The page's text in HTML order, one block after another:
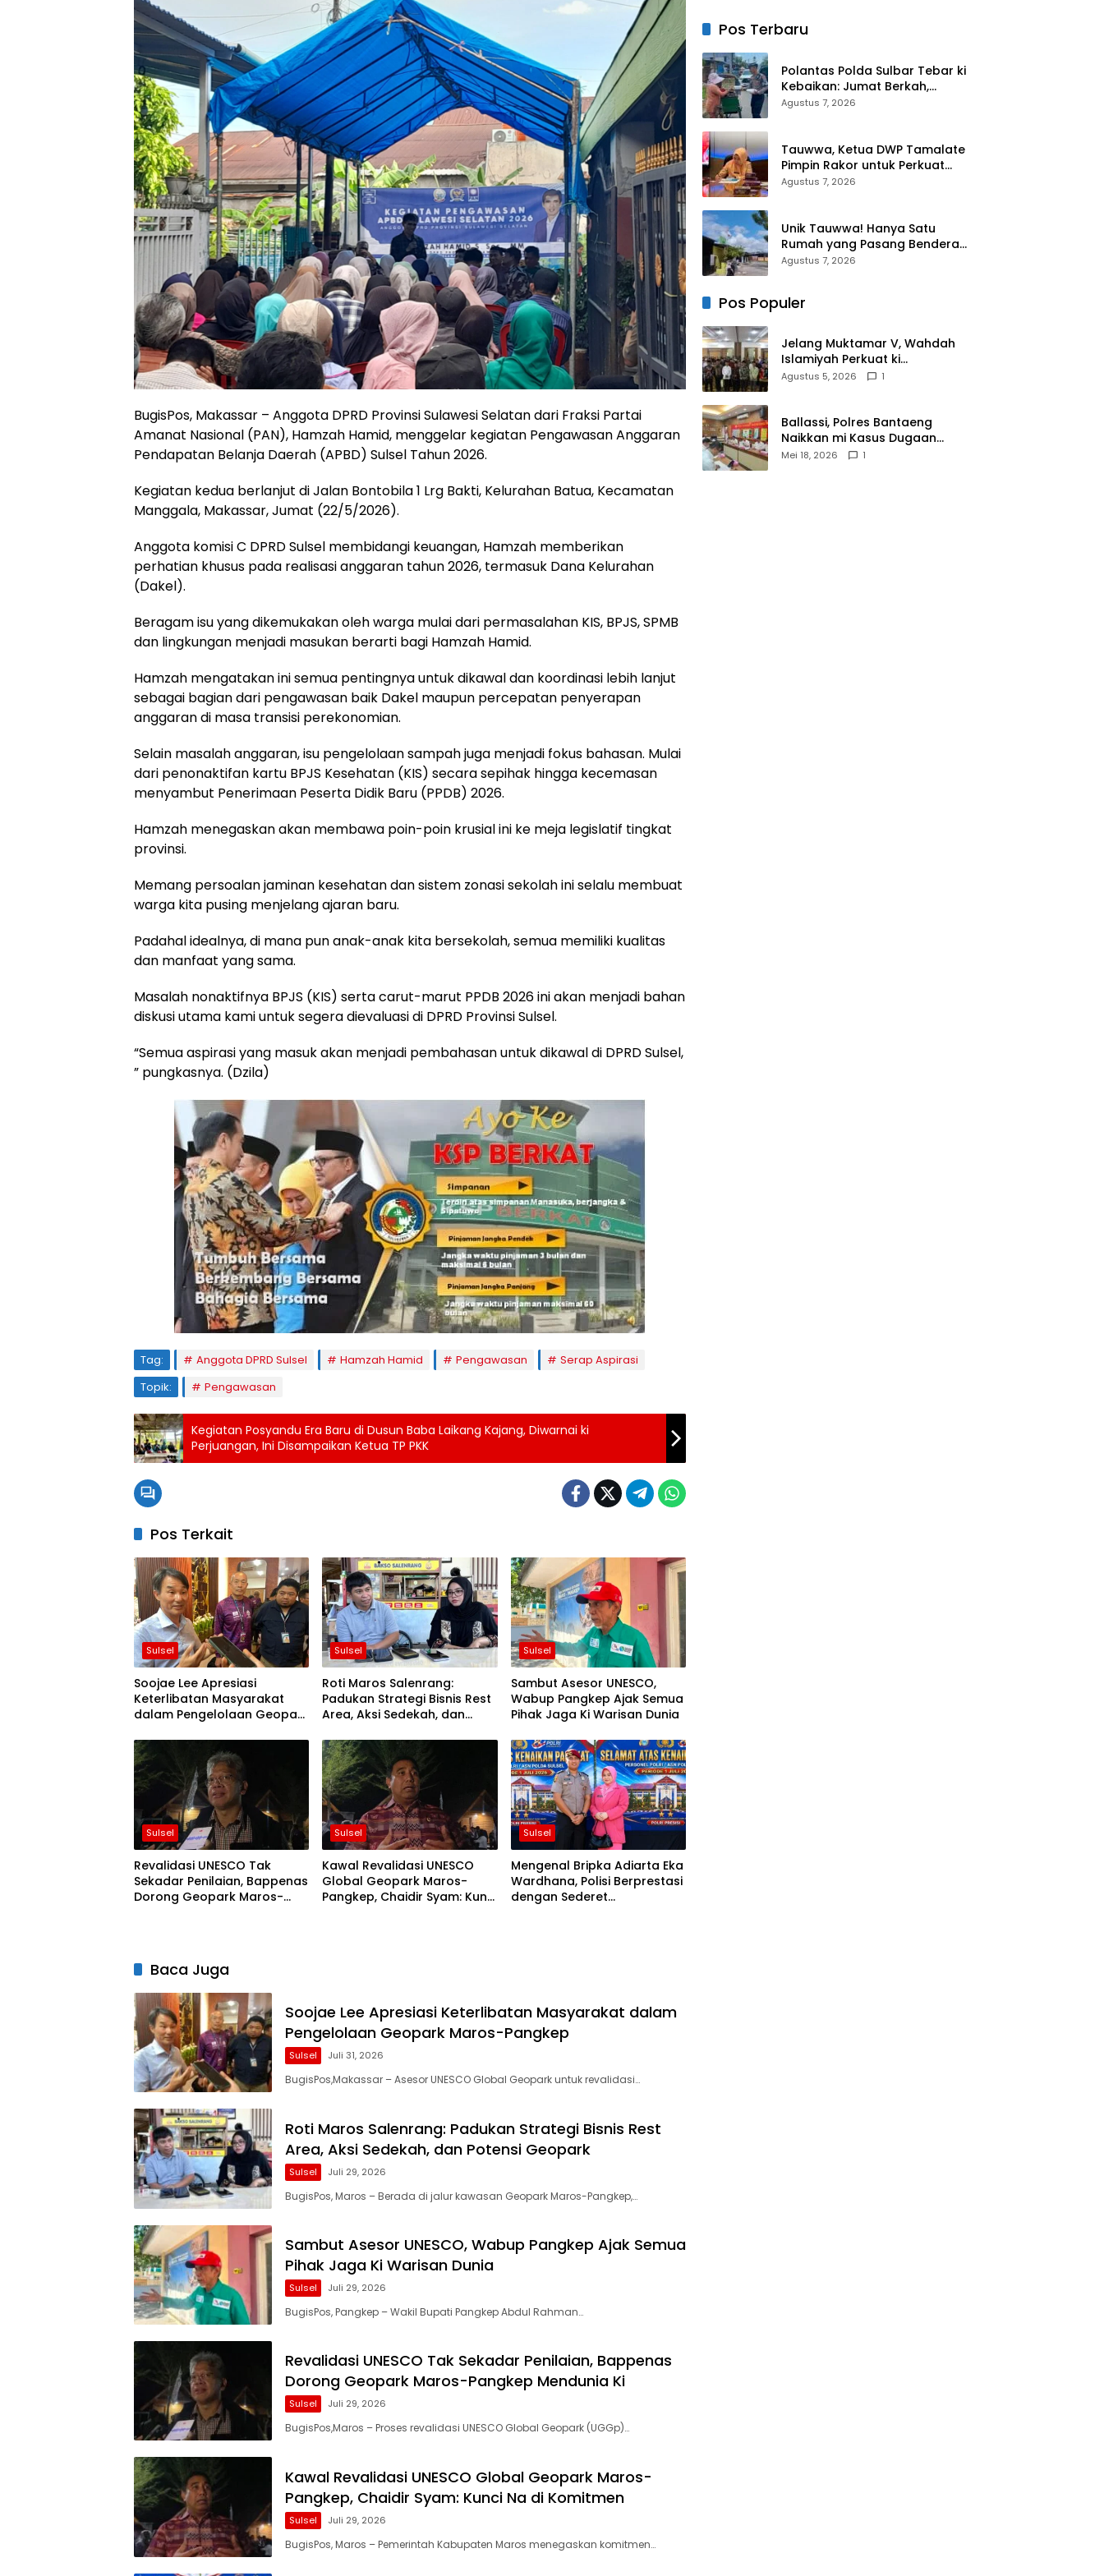
BugisPos, Makassar – Anggota DPRD Provinsi Sulawesi Selatan dari Fraksi Partai
Amanat Nasional (PAN), Hamzah Hamid, menggelar kegiatan Pengawasan Anggaran
Pendapatan Belanja Daerah (APBD) Sulsel Tahun 2026.
Kegiatan kedua berlanjut di Jalan Bontobila 1 Lrg Bakti, Kelurahan Batua, Kecamatan
Manggala, Makassar, Jumat (22/5/2026).
Anggota komisi C DPRD Sulsel membidangi keuangan, Hamzah memberikan
perhatian khusus pada realisasi anggaran tahun 2026, termasuk Dana Kelurahan
(Dakel).
Beragam isu yang dikemukakan oleh warga mulai dari permasalahan KIS, BPJS, SPMB
dan lingkungan menjadi masukan berarti bagi Hamzah Hamid.
Hamzah mengatakan ini semua pentingnya untuk dikawal dan koordinasi lebih lanjut
sebagai bagian dari pengawasan baik Dakel maupun percepatan penyerapan
anggaran di masa transisi perekonomian.
Selain masalah anggaran, isu pengelolaan sampah juga menjadi fokus bahasan. Mulai
dari penonaktifan kartu BPJS Kesehatan (KIS) secara sepihak hingga kecemasan
menyambut Penerimaan Peserta Didik Baru (PPDB) 2026.
Hamzah menegaskan akan membawa poin-poin krusial ini ke meja legislatif tingkat
provinsi.
Memang persoalan jaminan kesehatan dan sistem zonasi sekolah ini selalu membuat
warga kita pusing menjelang ajaran baru.
Padahal idealnya, di mana pun anak-anak kita bersekolah, semua memiliki kualitas
dan manfaat yang sama.
Masalah nonaktifnya BPJS (KIS) serta carut-marut PPDB 2026 ini akan menjadi bahan
diskusi utama kami untuk segera dievaluasi di DPRD Provinsi Sulsel.
“Semua aspirasi yang masuk akan menjadi pembahasan untuk dikawal di DPRD Sulsel,
” pungkasnya. (Dzila)
Tag: Anggota DPRD Sulsel Hamzah Hamid Pengawasan
Serap Aspirasi
Topik:
Pengawasan
Kegiatan Posyandu Era Baru di Dusun Baba Laikang Kajang, Diwarnai ki
Perjuangan, Ini Disampaikan Ketua TP PKK
Pos Terkait
Sulsel
Soojae Lee Apresiasi
Keterlibatan Masyarakat
dalam Pengelolaan Geopark
Sulsel
Roti Maros Salenrang:
Padukan Strategi Bisnis Rest
Area, Aksi Sedekah, dan
Sulsel
Sambut Asesor UNESCO,
Wabup Pangkep Ajak Semua
Pihak Jaga Ki Warisan Dunia
Sulsel
Revalidasi UNESCO Tak
Sekadar Penilaian, Bappenas
Dorong Geopark Maros-
Sulsel
Kawal Revalidasi UNESCO
Global Geopark Maros-
Pangkep, Chaidir Syam: Kunci
Sulsel
Mengenal Bripka Adiarta Eka
Wardhana, Polisi Berprestasi
dengan Sederet
Baca Juga
Soojae Lee Apresiasi Keterlibatan Masyarakat dalam
Pengelolaan Geopark Maros-Pangkep
Sulsel Juli 31, 2026
BugisPos,Makassar – Asesor UNESCO Global Geopark untuk revalidasi…
Roti Maros Salenrang: Padukan Strategi Bisnis Rest
Area, Aksi Sedekah, dan Potensi Geopark
Sulsel Juli 29, 2026
BugisPos, Maros – Berada di jalur kawasan Geopark Maros-Pangkep,…
Sambut Asesor UNESCO, Wabup Pangkep Ajak Semua
Pihak Jaga Ki Warisan Dunia
Sulsel Juli 29, 2026
BugisPos, Pangkep – Wakil Bupati Pangkep Abdul Rahman…
Revalidasi UNESCO Tak Sekadar Penilaian, Bappenas
Dorong Geopark Maros-Pangkep Mendunia Ki
Sulsel Juli 29, 2026
BugisPos,Maros – Proses revalidasi UNESCO Global Geopark (UGGp)…
Kawal Revalidasi UNESCO Global Geopark Maros-
Pangkep, Chaidir Syam: Kunci Na di Komitmen
Sulsel Juli 29, 2026
BugisPos, Maros – Pemerintah Kabupaten Maros menegaskan komitmen…
Pasang
Bendera
Merah Putih
di BTN Lappa
Mas 1 Sinjai
2026 di
Dorong ki
Kebijakan
Fleksibel
Pos Terbaru
Polantas Polda Sulbar Tebar ki
Kebaikan: Jumat Berkah,
Berbagi Senyum dan Peduli
Agustus 7, 2026
Tauwwa, Ketua DWP Tamalate
Pimpin Rakor untuk Perkuat
Administrasi dan Evaluasi
Agustus 7, 2026
Unik Tauwwa! Hanya Satu
Rumah yang Pasang Bendera
Merah Putih di Blok J BTN
Agustus 7, 2026
Pos Populer
Jelang Muktamar V, Wahdah
Islamiyah Perkuat ki
Wasathiyah dan Kebangsaan
Agustus 5, 2026 1
Ballassi, Polres Bantaeng
Naikkan mi Kasus Dugaan
Korupsi PDAM ke Penyidikan
Mei 18, 2026 1